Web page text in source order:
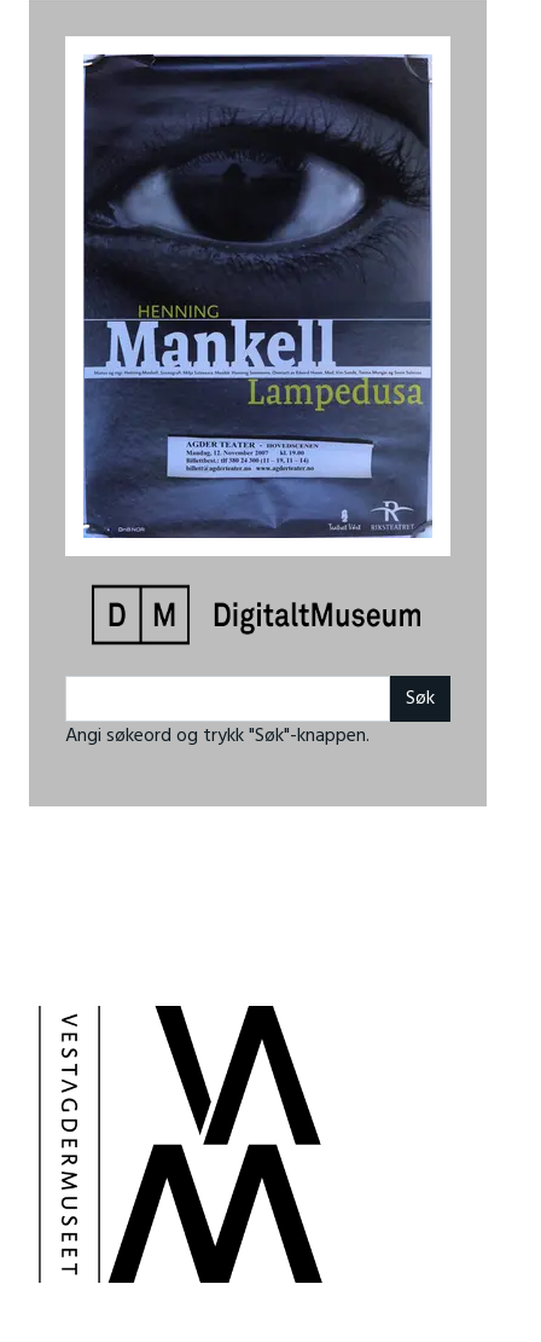
Angi søkeord og trykk "Søk"-knappen.